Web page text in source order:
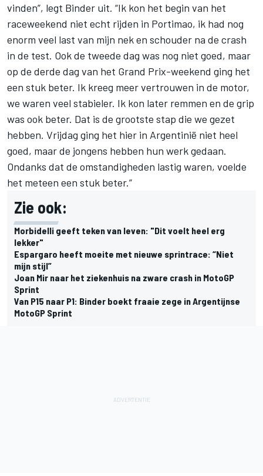
vinden”, legt Binder uit. “Ik kon het begin van het
raceweekend niet echt rijden in Portimao, ik had nog
enorm veel last van mijn nek en schouder na de crash
in de test. Ook de tweede dag was nog niet goed, maar
op de derde dag van het Grand Prix-weekend ging het
een stuk beter. Ik kreeg meer vertrouwen in de motor,
we waren veel stabieler. Ik kon later remmen en de grip
was ook beter. Dat is de grootste stap die we gezet
hebben. Vrijdag ging het hier in Argentinië niet heel
goed, maar de jongens hebben hun werk gedaan.
Ondanks dat de omstandigheden lastig waren, voelde
het meteen een stuk beter.”
Zie ook:
Morbidelli geeft teken van leven: "Dit voelt heel erg
lekker"
Espargaro heeft moeite met nieuwe sprintrace: “Niet
mijn stijl”
Joan Mir naar het ziekenhuis na zware crash in MotoGP
Sprint
Van P15 naar P1: Binder boekt fraaie zege in Argentijnse
MotoGP Sprint